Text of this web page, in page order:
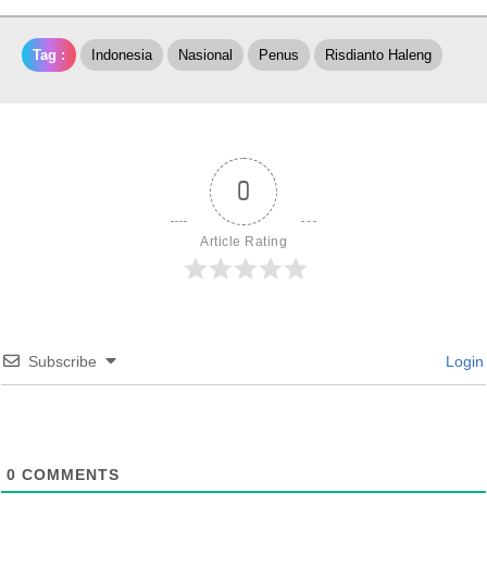
Tag : Indonesia Nasional Penus Risdianto Haleng
0
Article Rating
Subscribe Login
0 COMMENTS